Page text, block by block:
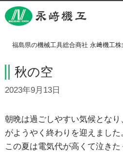
Skip
to
福島県の機械工具総合商社 永﨑機工株
秋の空
2023年9月13日
朝晩は過ごしやすい気候となり
がようやく終わりを迎えました
この夏は電気代が高くて泣きた